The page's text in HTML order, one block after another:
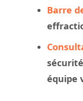
Barre
équipe